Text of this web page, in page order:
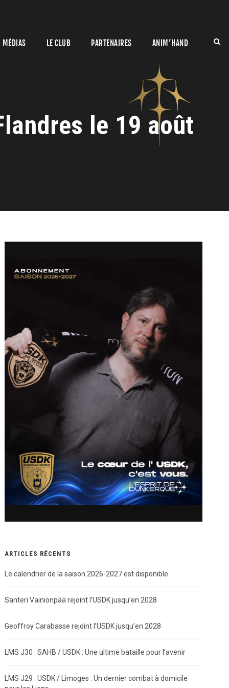
MÉDIAS LE CLUB PARTENAIRES ANIM’HAND
le 19 août
ARTICLES RÉCENTS
Le calendrier de la saison 2026-2027 est disponible
Santeri Vainionpää rejoint l’USDK jusqu’en 2028
Geoffroy Carabasse rejoint l’USDK jusqu’en 2028
LMS J30 : SAHB / USDK : Une ultime bataille pour l’avenir
LMS J29 : USDK / Limoges : Un dernier combat à domicile